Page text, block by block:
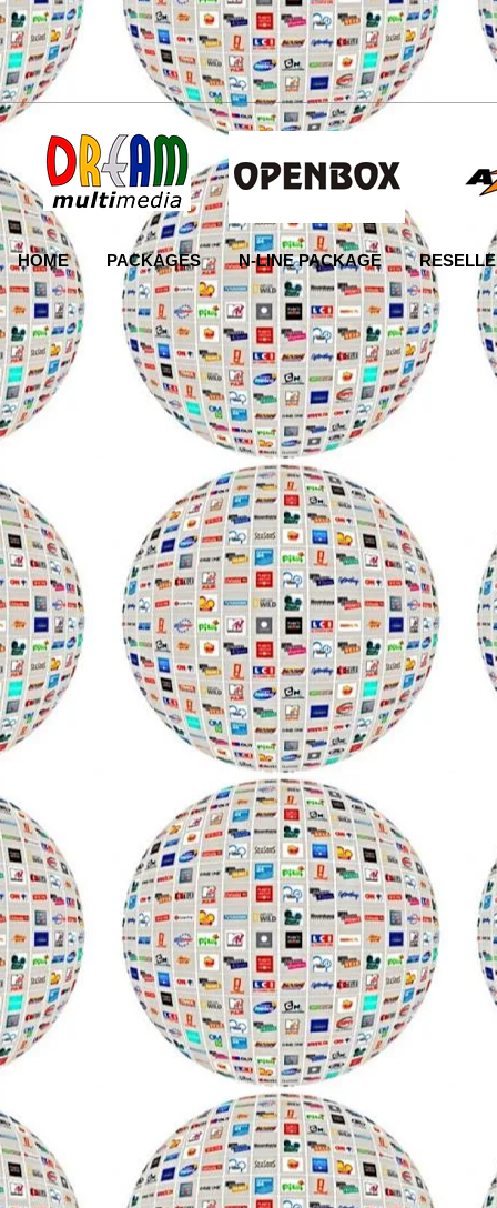
HOME PACKAGES N-LINE PACKAGE